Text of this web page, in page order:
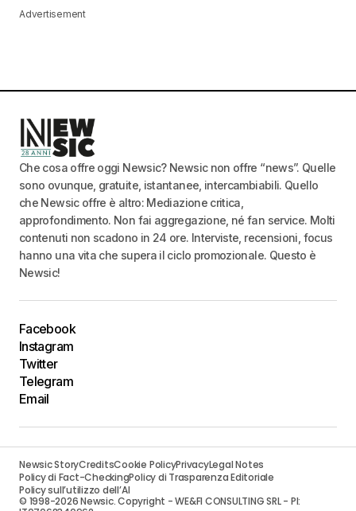
Advertisement
Che cosa offre oggi Newsic? Newsic non offre “news”. Quelle
sono ovunque, gratuite, istantanee, intercambiabili. Quello
che Newsic offre è altro: Mediazione critica,
approfondimento. Non fai aggregazione, né fan service. Molti
contenuti non scadono in 24 ore. Interviste, recensioni, focus
hanno una vita che supera il ciclo promozionale. Questo è
Newsic!
Facebook
Instagram
Twitter
Telegram
Email
Newsic StoryCreditsCookie PolicyPrivacyLegal Notes
Policy di Fact-CheckingPolicy di Trasparenza Editoriale
Policy sull’utilizzo dell’AI
© 1998-2026 Newsic. Copyright - WE&FI CONSULTING SRL - PI: